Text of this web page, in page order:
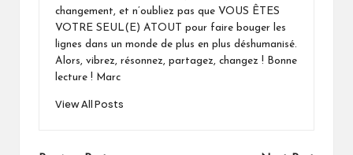
changement, et n’oubliez pas que VOUS ÊTES
VOTRE SEUL(E) ATOUT pour faire bouger les
lignes dans un monde de plus en plus déshumanisé.
Alors, vibrez, résonnez, partagez, changez ! Bonne
lecture ! Marc
View All Posts